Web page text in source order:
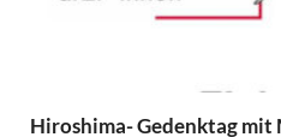
Hiroshima- Gedenktag